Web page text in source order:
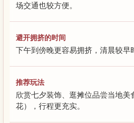
场交通也较方便。
避开拥挤的时间
下午到傍晚更容易拥挤，清晨较早
推荐玩法
欣赏七夕装饰、逛摊位品尝当地美
花），行程更充实。